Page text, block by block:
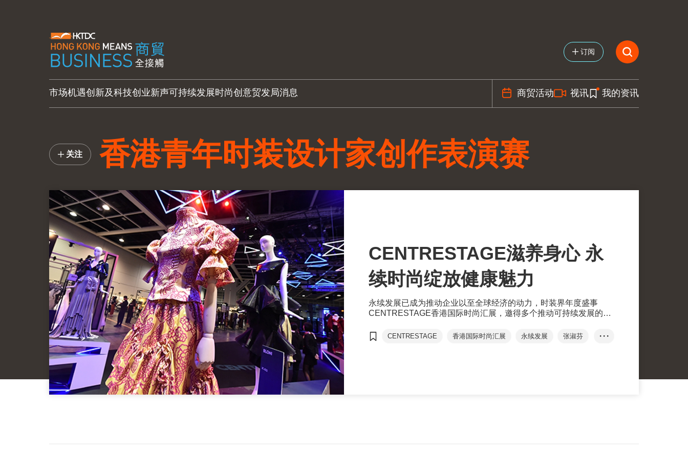
订阅
市场机遇创新及科技创业新声可持续发展时尚创意贸发局消息 商贸活动 视讯 我的资讯
香港青年时装设计家创作表演赛
关注
CENTRESTAGE滋养身心 永
续时尚绽放健康魅力
永续发展已成为推动企业以至全球经济的动力，时装界年度盛事
CENTRESTAGE香港国际时尚汇展，邀得多个推动可持续发展的时
行时尚。CENTRESTAGE 香港国际时尚汇展 永续发展
张淑芬
• • •